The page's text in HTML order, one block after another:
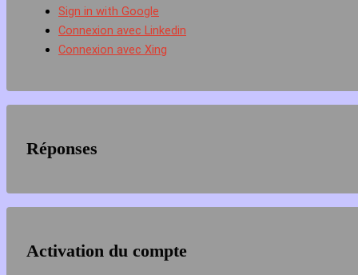
Sign in with Google
Connexion avec Linkedin
Connexion avec Xing
Réponses
Activation du compte